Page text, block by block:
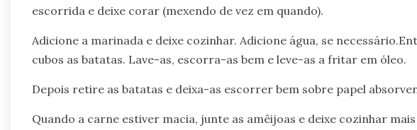
escorrida e deixe corar (mexendo de vez em quando).
Adicione a marinada e deixe cozinhar. Adicione água, se
cubos as batatas. Lave-as, escorra-as bem e leve-as a fritar em óleo.
Depois retire as batatas e deixa-as escorrer bem sobre papel
Quando a carne estiver macia, junte as amêijoas e deixe cozinhar